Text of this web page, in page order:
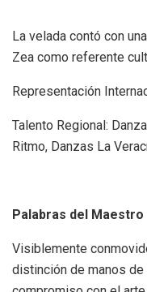
La velada contó con
Zea como referente
Representación
Talento Regional:
Ritmo, Danzas La
Palabras del Maestro
Visiblemente
distinción de manos